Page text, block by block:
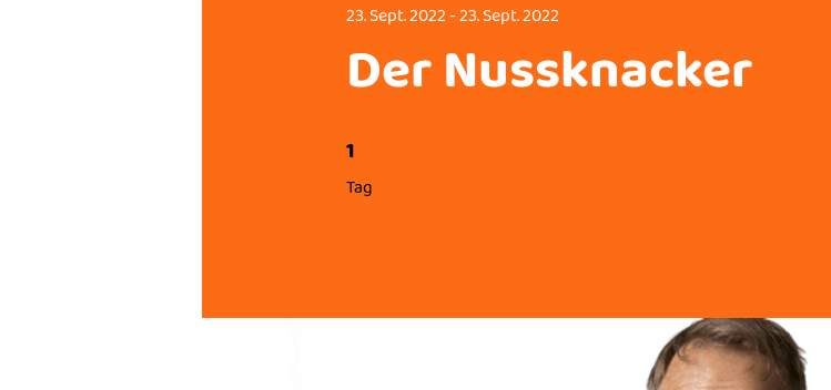
Der Nussknacker
23. Sept. 2022 - 23. Sept. 2022
1
Tag
1 Tag